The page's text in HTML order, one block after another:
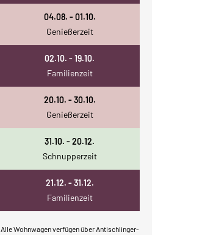
04.08. - 01.10.
Genießerzeit
02.10. - 19.10.
Familienzeit
20.10. - 30.10.
Genießerzeit
31.10. - 20.12.
Schnupperzeit
21.12. - 31.12.
Familienzeit
Alle Wohnwagen verfügen über Antischlinger-